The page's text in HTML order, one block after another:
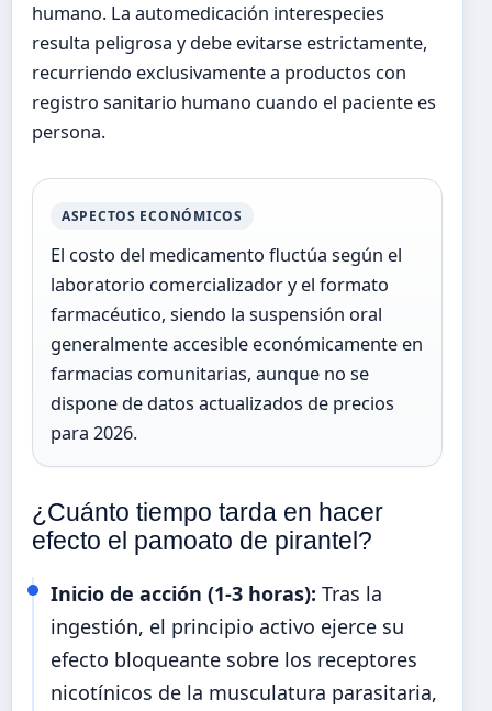
humano. La automedicación interespecies
resulta peligrosa y debe evitarse estrictamente,
recurriendo exclusivamente a productos con
registro sanitario humano cuando el paciente es
persona.
ASPECTOS ECONÓMICOS
El costo del medicamento fluctúa según el
laboratorio comercializador y el formato
farmacéutico, siendo la suspensión oral
generalmente accesible económicamente en
farmacias comunitarias, aunque no se
dispone de datos actualizados de precios
para 2026.
¿Cuánto tiempo tarda en hacer
efecto el pamoato de pirantel?
Inicio de acción (1-3 horas): Tras la
ingestión, el principio activo ejerce su
efecto bloqueante sobre los receptores
nicotínicos de la musculatura parasitaria,